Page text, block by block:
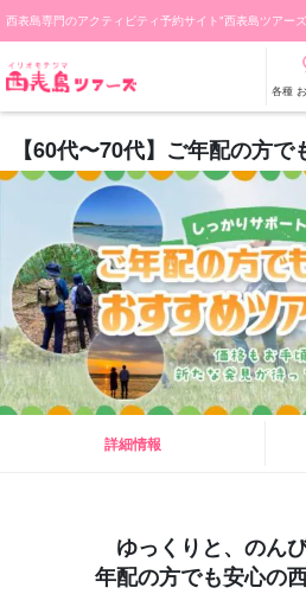
西表島専門のアクティビティ予約サイト"西表島ツアー
各種
【60代〜70代】ご年配の方
詳細情報
ゆっくりと、のん
年配の方でも安心の